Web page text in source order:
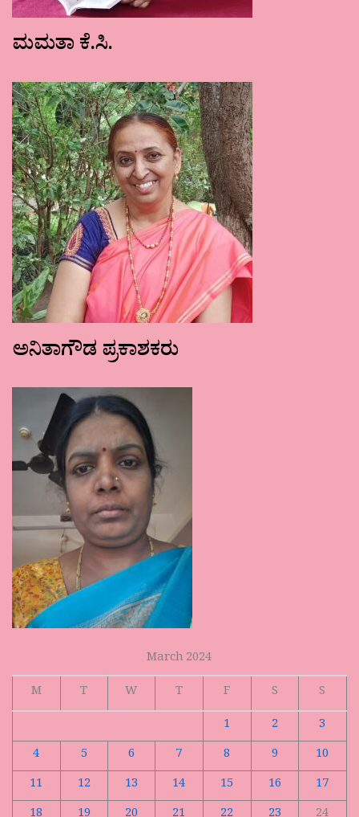
ಮಮತಾ ಕೆ.ಸಿ.
ಅನಿತಾಗೌಡ ಪ್ರಕಾಶಕರು
March 2024
M
T W T F S
S
1
2
3
4
5 6 7 8 9
10
11
12 13 14 15 16
17